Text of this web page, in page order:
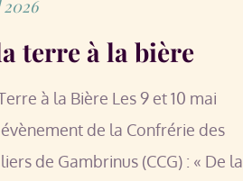
terre à la bière
à la Bière Les 9 et 10 mai
de la Confrérie des
de Gambrinus (CCG) : « De la